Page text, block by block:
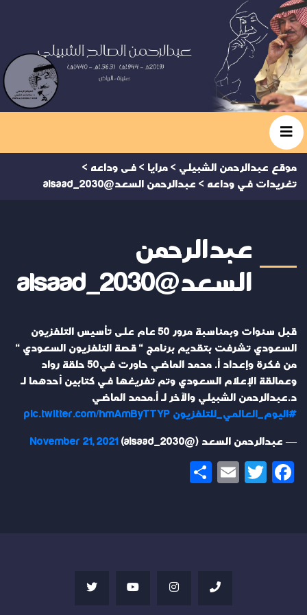
موقع عبدالرحمن الشبيلي > مرايا > فى وداعه >
تغريدات في وداعه > عبدالرحمن السعد@alsaad_2030
عبدالرحمن
السعد@alsaad_2030
قبل سنوات وبمناسبة مرور 50 عام على تأسيس التلفزيون
السعودي تشرفت بتقديم برنامج " قصة التلفزيون السعودي "
من فكرة وإعداد أ. محمد الماضي حاورت في50 حلقة رواد
وعمالقة الإعلام السعودي وتم تفريغها في كتابين أحدهما لـ
د.عبدالرحمن الشبيلي والآخر لـ أ.محمد الماضي
#اليوم_العالمي_للتلفزيون pic.twitter.com/hmAmByTTYP
— عبدالرحمن السعد (@alsaad_2030) November 21, 2021
Facebook
Twitter
Email